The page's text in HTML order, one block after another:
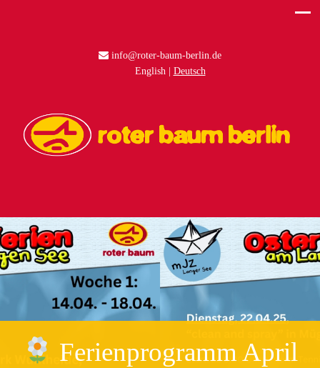
info@roter-baum-berlin.de
English
Deutsch
Ferienprogramm April